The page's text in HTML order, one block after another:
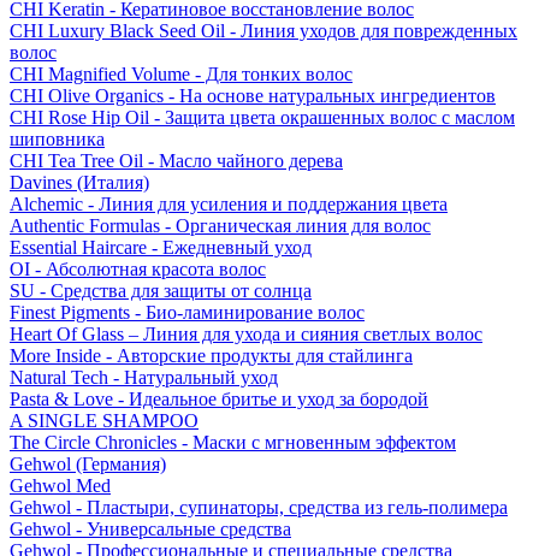
CHI Keratin - Кератиновое восстановление волос
CHI Luxury Black Seed Oil - Линия уходов для поврежденных
волос
CHI Magnified Volume - Для тонких волос
CHI Olive Organics - На основе натуральных ингредиентов
CHI Rose Hip Oil - Защита цвета окрашенных волос с маслом
шиповника
CHI Tea Tree Oil - Масло чайного дерева
Davines (Италия)
Alchemic - Линия для усиления и поддержания цвета
Authentic Formulas - Органическая линия для волос
Essential Haircare - Eжедневный уход
OI - Абсолютная красота волос
SU - Средства для защиты от солнца
Finest Pigments - Био-ламинирование волос
Heart Of Glass – Линия для ухода и сияния светлых волос
More Inside - Авторские продукты для стайлинга
Natural Tech - Натуральный уход
Pasta & Love - Идеальное бритье и уход за бородой
A SINGLE SHAMPOO
The Circle Chronicles - Маски с мгновенным эффектом
Gehwol (Германия)
Gehwol Med
Gehwol - Пластыри, супинаторы, средства из гель-полимера
Gehwol - Универсальные средства
Gehwol - Профессиональные и специальные средства